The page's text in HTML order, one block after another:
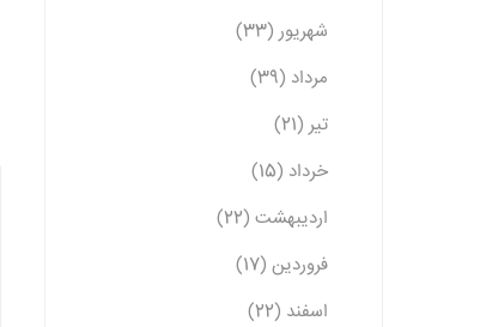
شهریور (33)
مرداد (39)
تیر (21)
خرداد (15)
اردیبهشت (22)
فروردین (17)
اسفند (22)